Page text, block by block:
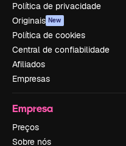
Política de privacidade
Originais New
Política de cookies
Central de confiabilidade
Afiliados
Empresas
Empresa
Preços
Sobre nós